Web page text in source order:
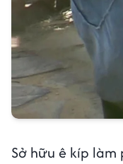
Sở hữu ê kíp